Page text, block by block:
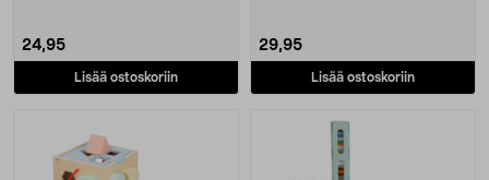
24,95
Lisää ostoskoriin
29,95
Lisää ostoskoriin